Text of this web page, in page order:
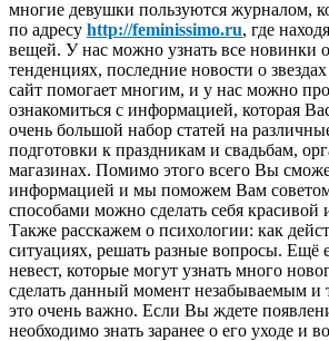
многие девушки пользуются журналом,
по адресу http://feminissimo.ru, где
вещей. У нас можно узнать все новинки
тенденциях, последние новости о
сайт помогает многим, и у нас можно
ознакомиться с информацией, которая
очень большой набор статей на
подготовки к праздникам и свадьбам,
магазинах. Помимо этого всего Вы
информацией и мы поможем Вам
способами можно сделать себя красивой
Также расскажем о психологии: как
ситуациях, решать разные вопросы. Ещё
невест, которые могут узнать много
сделать данный момент незабываемым и
это очень важно. Если Вы ждете
необходимо знать заранее о его уходе и